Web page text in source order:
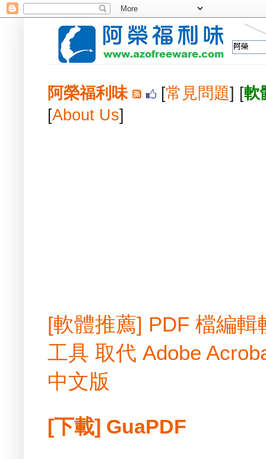
阿榮福利味 [常見問題] [軟
[About Us]
[軟體推薦] PDF 檔編
工具 取代 Adobe
中文版
[下載] GuaPDF